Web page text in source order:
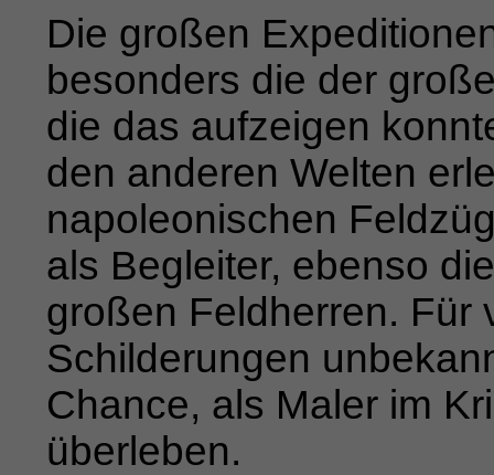
Die großen
besonders die der
die das aufzeigen
den anderen Welten
napoleo­nischen
als Begleiter, ebenso
großen Feldherren. Für
Schilderungen
Chance, als Maler im
überleben.